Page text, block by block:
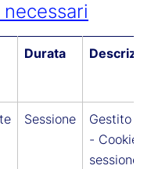
Durata
Sessione
Gestito
- Cookie
sessione